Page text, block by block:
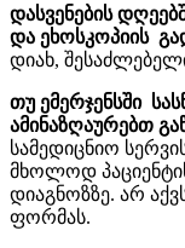
დასვენების
და ეხოსკოპიის
დიახ,
თუ ემერჯენსში
ამინაზღაურებთ
სამედიცნიო
მხოლოდ
დიაგნოზზე. არ
ფორმას.